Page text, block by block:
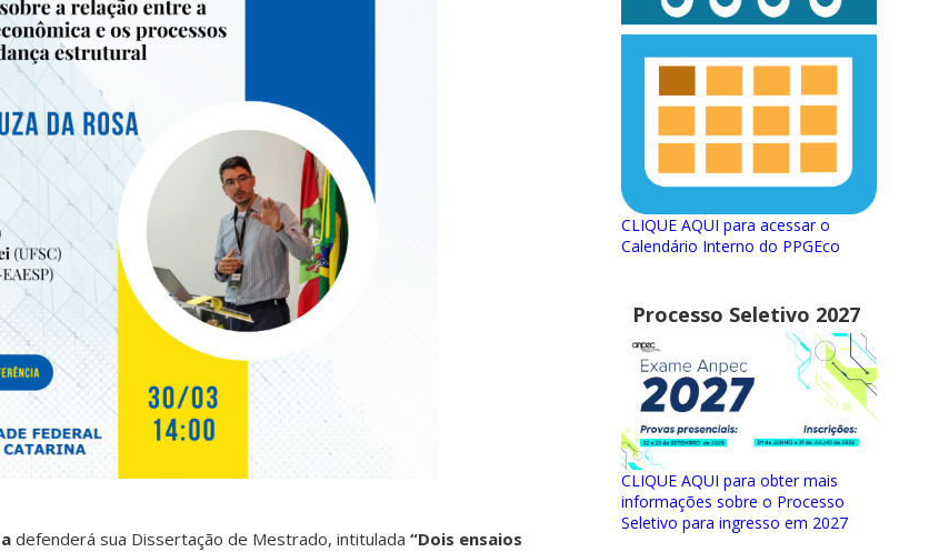
defenderá sua Dissertação de Mestrado, intitulada “Dois ensaios
CLIQUE AQUI para acessar o
Calendário Interno do PPGEco
Processo Seletivo 2027
CLIQUE AQUI para obter mais
informações sobre o Processo
Seletivo para ingresso em 2027